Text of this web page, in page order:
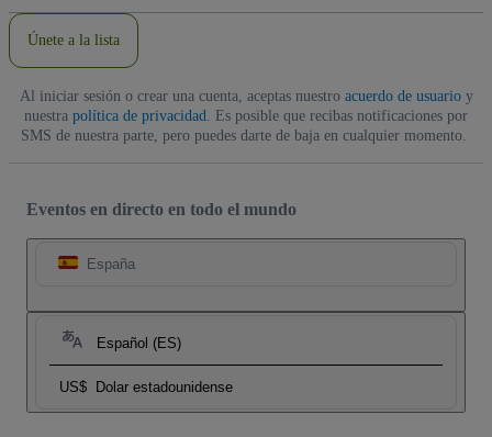
Únete a la lista
Al iniciar sesión o crear una cuenta, aceptas nuestro acuerdo de usuarioy
nuestra política de privacidad . Es posible que recibas notificaciones por
SMS de nuestra parte, pero puedes darte de baja en cualquier momento.
Eventos en directo en todo el mundo
España
Español (ES)
US$ Dolar estadounidense